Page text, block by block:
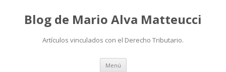
Blog de Mario Alva Matteucci
Artículos vinculados con el Derecho Tributario.
Menú Ir